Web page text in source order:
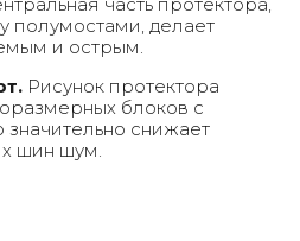
полумостами, делает
и острым.
Рисунок протектора
блоков с
снижает
шин шум.